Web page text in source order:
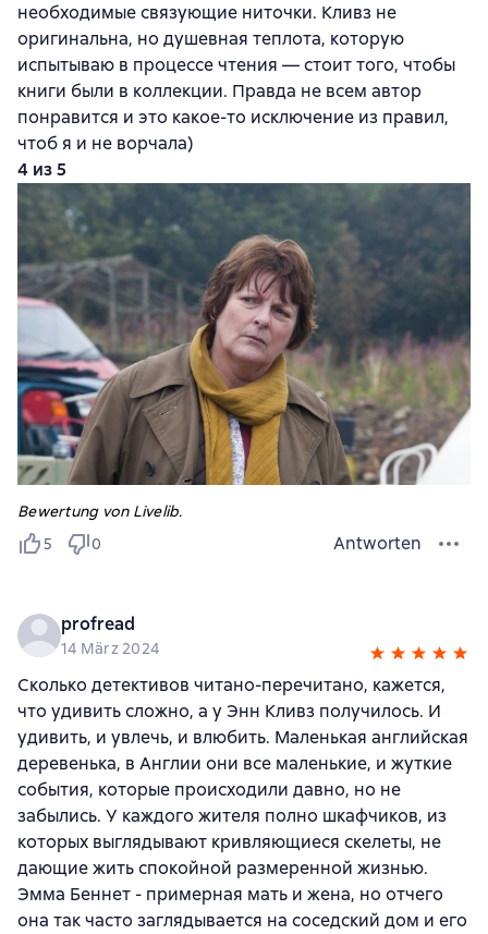
необходимые связующие ниточки. Кливз не
оригинальна, но душевная теплота, которую
испытываю в процессе чтения — стоит того, чтобы
книги были в коллекции. Правда не всем автор
понравится и это какое-то исключение из правил,
чтоб я и не ворчала)
4 из 5
Bewertung von Livelib.
5
0 Antworten
profread
14 März 2024
Сколько детективов читано-перечитано, кажется,
что удивить сложно, а у Энн Кливз получилось. И
удивить, и увлечь, и влюбить. Маленькая английская
деревенька, в Англии они все маленькие, и жуткие
события, которые происходили давно, но не
забылись. У каждого жителя полно шкафчиков, из
которых выглядывают кривляющиеся скелеты, не
дающие жить спокойной размеренной жизнью.
Эмма Беннет - примерная мать и жена, но отчего
она так часто заглядывается на соседский дом и его